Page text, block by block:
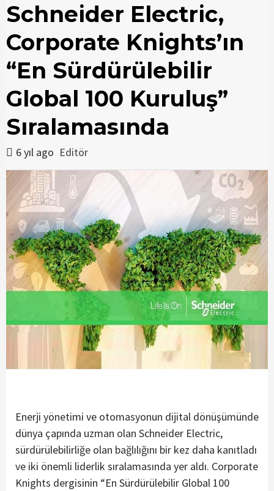
Schneider Electric,
Corporate Knights’ın
“En Sürdürülebilir
Global 100 Kuruluş”
Sıralamasında
6 yıl ago Editör
Enerji yönetimi ve otomasyonun dijital dönüşümünde
dünya çapında uzman olan Schneider Electric,
sürdürülebilirliğe olan bağlılığını bir kez daha kanıtladı
ve iki önemli liderlik sıralamasında yer aldı. Corporate
Knights dergisinin “En Sürdürülebilir Global 100